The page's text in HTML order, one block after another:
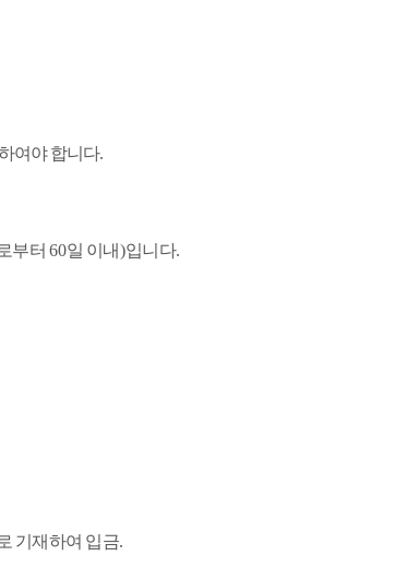
여야 합니다.
부터 60일 이내)입니다.
기재하여 입금.